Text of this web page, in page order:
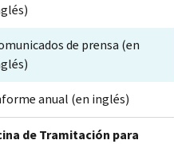
de prensa (en
anual (en inglés)
de Tramitación para